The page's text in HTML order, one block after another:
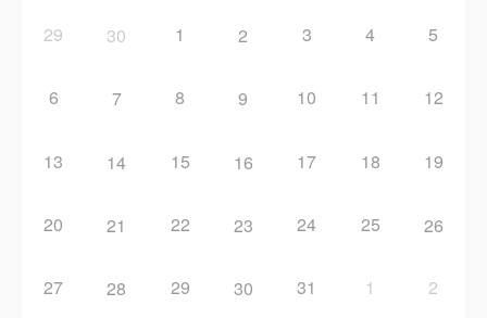
29 30 1 2 3 4 5
6 7 8 9 10 11 12
13 14 15 16 17 18 19
20 21 22 23 24 25 26
27 28 29 30 31 1 2